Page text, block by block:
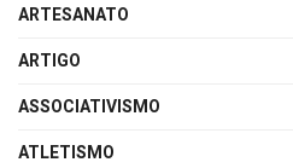
ARTESANATO
ARTIGO
ASSOCIATIVISMO
ATLETISMO